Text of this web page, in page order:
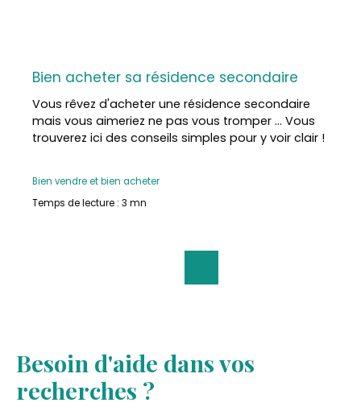
Bien acheter sa résidence secondaire
Vous rêvez d'acheter une résidence secondaire
mais vous aimeriez ne pas vous tromper ... Vous
trouverez ici des conseils simples pour y voir clair !
Bien vendre et bien acheter
Temps de lecture : 3 mn
Besoin d'aide dans vos
recherches ?